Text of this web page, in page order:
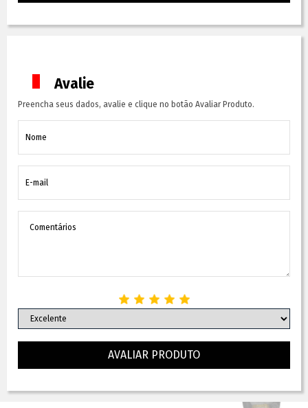
Avalie
Preencha seus dados, avalie e clique no botão Avaliar Produto.
AVALIAR PRODUTO